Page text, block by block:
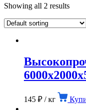
Showing all 2 results
145 ₽ / кг